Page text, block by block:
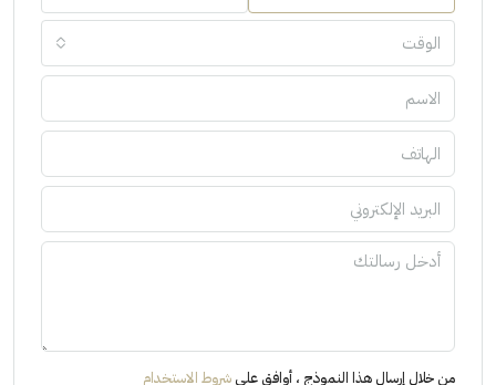
الوقت
من خلال إرسال هذا النموذج ، أوافق على شروط الاستخدام